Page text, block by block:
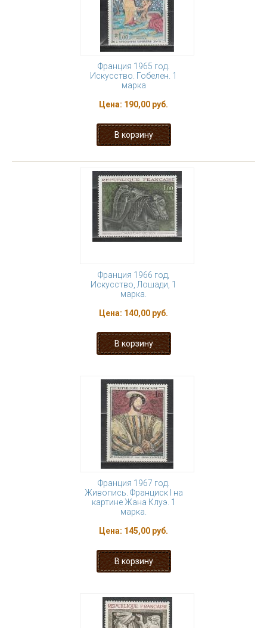
Франция 1965 год.
Искусство. Гобелен. 1
марка
Цена: 190,00 руб.
Франция 1966 год,
Искусство, Лошади, 1
марка.
Цена: 140,00 руб.
Франция 1967 год.
Живопись. Франциск I на
картине Жана Клуэ. 1
марка.
Цена: 145,00 руб.